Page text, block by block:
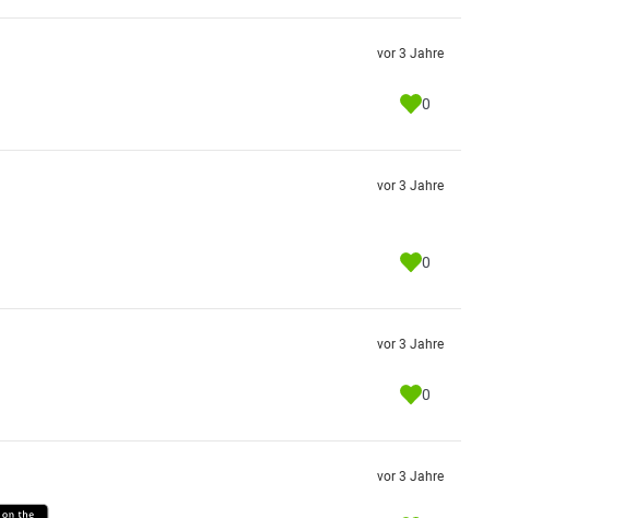
vor 3 Jahre
0
vor 3 Jahre
0
vor 3 Jahre
0
vor 3 Jahre